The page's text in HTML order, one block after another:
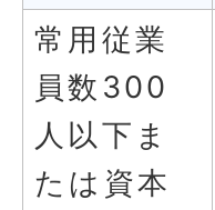
常用従業
員数300
人以下ま
たは資本